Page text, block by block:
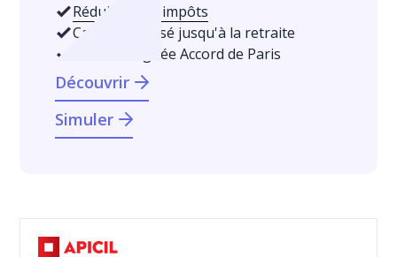
Réduisez vos impôts
Capital valorisé jusqu'à la retraite
Gestion alignée Accord de Paris
Découvrir
Simuler